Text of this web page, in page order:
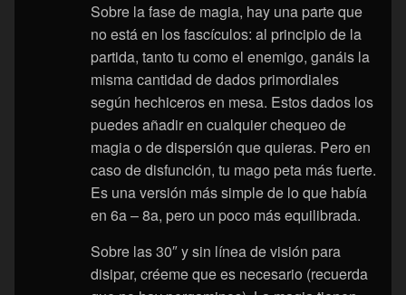
Sobre la fase de magia, hay una parte que
no está en los fascículos: al principio de la
partida, tanto tu como el enemigo, ganáis la
misma cantidad de dados primordiales
según hechiceros en mesa. Estos dados los
puedes añadir en cualquier chequeo de
magia o de dispersión que quieras. Pero en
caso de disfunción, tu mago peta más fuerte.
Es una versión más simple de lo que había
en 6a – 8a, pero un poco más equilibrada.
Sobre las 30″ y sin línea de visión para
disipar, créeme que es necesario (recuerda